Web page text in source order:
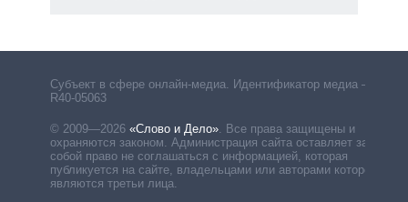
Субъект в сфере онлайн-медиа. Идентификатор медиа –
R40-05063
© 2009—2026 «Слово и Дело»
Все права защищены и
охраняются законом. Администрация сайта оставляет за
собой право не соглашаться с информацией, которая
публикуется на сайте, владельцами или авторами которой
являются третьи лица.